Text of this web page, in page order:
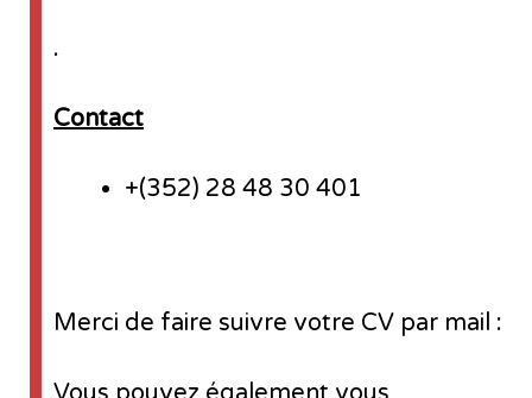
.
Contact
+(352) 28 48 30 401
Merci de faire suivre votre CV par mail :